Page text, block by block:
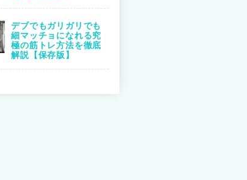
デブでもガリガリでも
細マッチョになれる究
極の筋トレ方法を徹底
解説【保存版】